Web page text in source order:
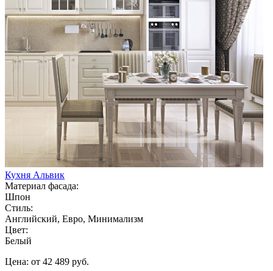
Кухня Альвик
Материал фасада:
Шпон
Стиль:
Английский, Евро, Минимализм
Цвет:
Белый
Цена: от 42 489 руб.